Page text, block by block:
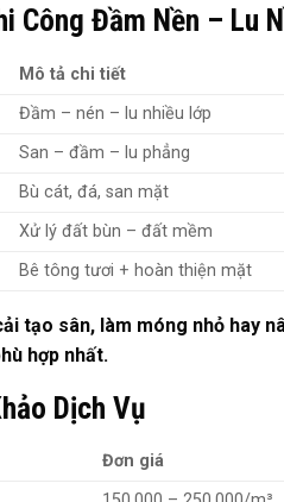
Công Đầm Nền – Lu
Mô tả chi tiết
Đầm – nén – lu nhiều lớp
San – đầm – lu phẳng
Bù cát, đá, san mặt
Xử lý đất bùn – đất mềm
Bê tông tươi + hoàn thiện mặt
tạo sân, làm móng nhỏ hay
hợp nhất.
Dịch Vụ
Đơn giá